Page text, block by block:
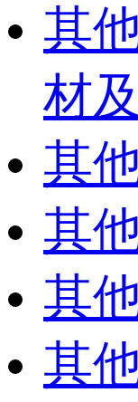
其
材及
其
其
其
其